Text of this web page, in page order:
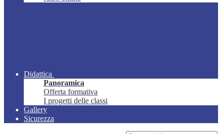
Didattica
Panoramica
Offerta formativa
I progetti delle classi
Gallery
Sicurezza